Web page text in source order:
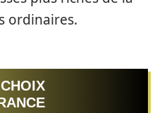
ordinaires.